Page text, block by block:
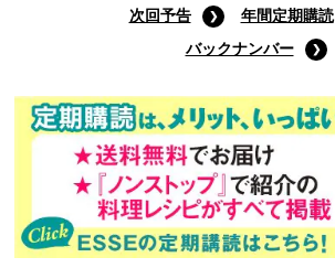
次回予告
年間定期購読
バックナンバー